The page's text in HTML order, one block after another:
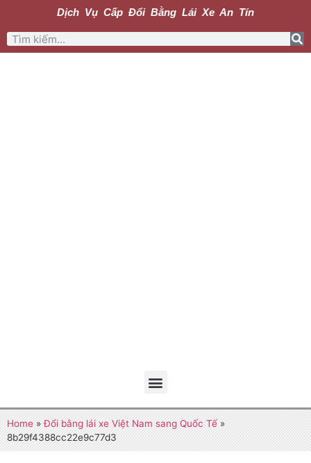
Dịch Vụ Cấp Đổi Bằng Lái Xe An Tín
Home »Đổi bằng lái xe Việt Nam sang Quốc Tế»
8b29f4388cc22e9c77d3